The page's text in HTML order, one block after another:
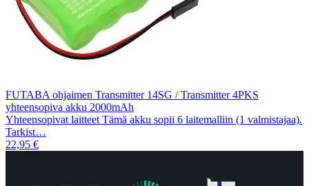
FUTABA ohjaimen Transmitter 14SG / Transmitter 4PKS
yhteensopiva akku 2000mAh
Yhteensopivat laitteet Tämä akku sopii 6 laitemalliin (1 valmistajaa).
Tarkist…
22,95 €